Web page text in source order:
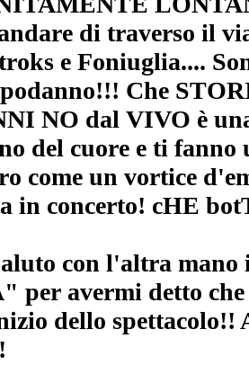
di traverso il
e Foniuglia....
Che
NO dal VIVO è
del cuore e ti
come un vortice
in concerto! cHE
con l'altra
per avermi detto
dello spettacolo!!